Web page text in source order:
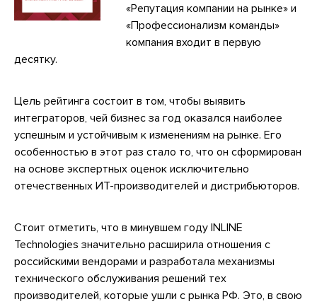
«Репутация компании на рынке» и
«Профессионализм команды»
компания входит в первую
десятку.
Цель рейтинга состоит в том, чтобы выявить
интеграторов, чей бизнес за год оказался наиболее
успешным и устойчивым к изменениям на рынке. Его
особенностью в этот раз стало то, что он сформирован
на основе экспертных оценок исключительно
отечественных ИТ-производителей и дистрибьюторов.
Стоит отметить, что в минувшем году INLINE
Technologies значительно расширила отношения с
российскими вендорами и разработала механизмы
технического обслуживания решений тех
производителей, которые ушли с рынка РФ. Это, в свою